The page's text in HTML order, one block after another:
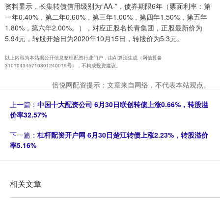
资料显示，长集转债信用级别为“AA-”，债券期限6年（票面利率：第
一年0.40%，第二年0.60%，第三年1.00%，第四年1.50%，第五年
1.80%，第六年2.00%。），对应正股名长青集团，正股最新价为
5.94元，转股开始日为2020年10月15日，转股价为5.3元。
以上内容为本站据公开信息整理配资行业门户，由AI算法生成（网信算备
310104345710301240019号），不构成投资建议。
倍悦网配资提示：文章来自网络，不代表本站观点。
上一篇： 中国十大配资公司 6月30日联创转债上涨0.66%，转股溢
价率32.57%
下一篇： 杠杆配资开户网 6月30日楚江转债上涨2.23%，转股溢价
率5.16%
相关文章